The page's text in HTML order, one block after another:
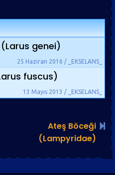
(Larus genei)
25 Haziran 2016 / _EKSELANS_
fuscus)
13 Mayıs 2013 / _EKSELANS_
Ateş Böceği
(Lampyridae)